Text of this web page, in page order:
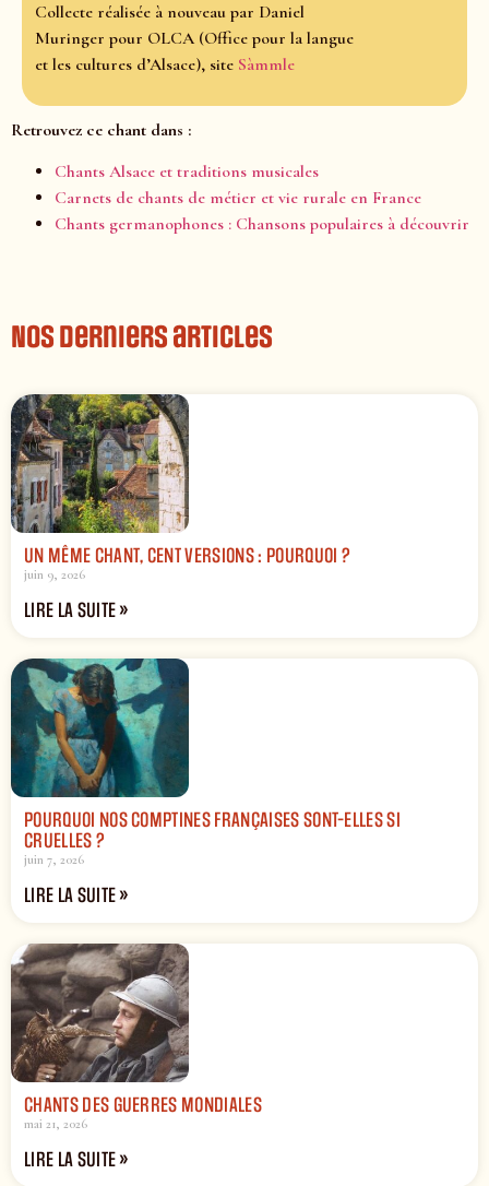
Collecte réalisée à nouveau par Daniel
Muringer pour OLCA (Office pour la langue
et les cultures d’Alsace), site Sàmmle
Retrouvez ce chant dans :
Chants Alsace et traditions musicales
Carnets de chants de métier et vie rurale en France
Chants germanophones : Chansons populaires à découvrir
Nos derniers articles
UN MÊME CHANT, CENT VERSIONS : POURQUOI ?
juin 9, 2026
LIRE LA SUITE »
POURQUOI NOS COMPTINES FRANÇAISES SONT-ELLES SI
CRUELLES ?
juin 7, 2026
LIRE LA SUITE »
CHANTS DES GUERRES MONDIALES
mai 21, 2026
LIRE LA SUITE »